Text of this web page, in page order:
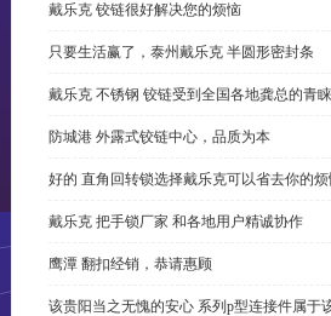
戴乐克 铰链很好解决您的烦恼
只要生活赢了，泰州戴乐克 半圆形密封条
戴乐克 不锈钢 铰链受到全国各地龚总的青睐
防城港 外露式铰链中心，品质为本
好的 直角回转锁选择戴乐克可以省去你的
戴乐克 把手锁厂家 和各地用户精诚协作
鹰潭 翻扣经销，恭请惠顾
该贵阳当之无愧的安心 系列p型连接件属于